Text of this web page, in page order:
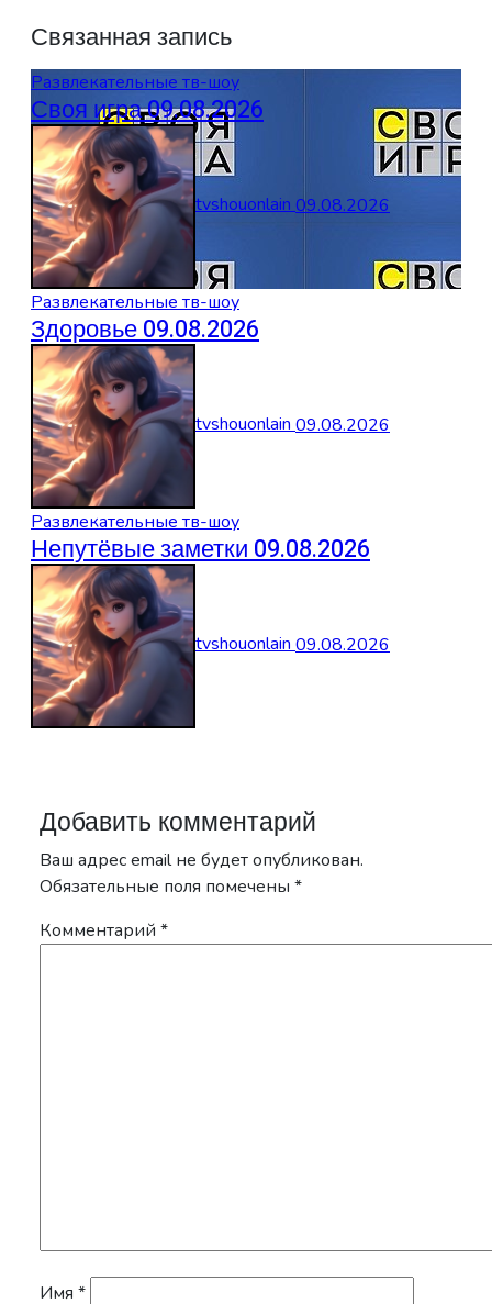
Связанная запись
Развлекательные тв-шоу
Своя игра 09.08.2026
tvshouonlain09.08.2026
Развлекательные тв-шоу
Здоровье 09.08.2026
tvshouonlain09.08.2026
Развлекательные тв-шоу
Непутёвые заметки 09.08.2026
tvshouonlain09.08.2026
Добавить комментарий
Ваш адрес email не будет опубликован.
Обязательные поля помечены *
Комментарий *
Имя *